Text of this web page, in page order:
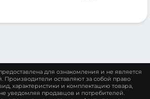
для ознакомления и не является
Производители оставляют за собой право
характеристики и комплектацию товара,
уведомляя продавцов и потребителей.